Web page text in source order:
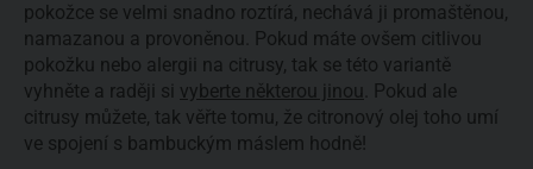
pokožce se velmi snadno roztírá, nechává ji promaštěnou,
namazanou a provoněnou. Pokud máte ovšem citlivou
pokožku nebo alergii na citrusy, tak se této variantě
vyhněte a raději si vyberte některou jinou
. Pokud ale
citrusy můžete, tak věřte tomu, že citronový olej toho umí
ve spojení s bambuckým máslem hodně!